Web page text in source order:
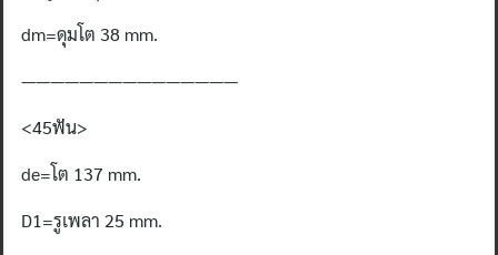
dm=ดุมโต 38 mm.
———————————————
<45ฟัน>
de=โต 137 mm.
D1=รูเพลา 25 mm.